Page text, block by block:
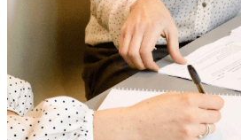
окалины на стеклопакетах
требуется регулировка